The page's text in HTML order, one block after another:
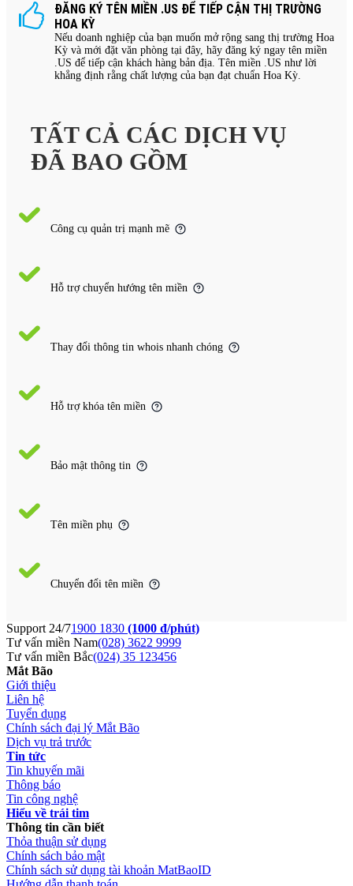
ĐĂNG KÝ TÊN MIỀN .US ĐỂ TIẾP CẬN THỊ TRƯỜNG
HOA KỲ
Nếu doanh nghiệp của bạn muốn mở rộng sang thị trường Hoa
Kỳ và mới đặt văn phòng tại đây, hãy đăng ký ngay tên miền
.US để tiếp cận khách hàng bản địa. Tên miền .US như lời
khẳng định rằng chất lượng của bạn đạt chuẩn Hoa Kỳ.
TẤT CẢ CÁC DỊCH VỤ
ĐÃ BAO GỒM
Công cụ quản trị mạnh mẽ
Hỗ trợ chuyển hướng tên miền
Thay đổi thông tin whois nhanh chóng
Hỗ trợ khóa tên miền
Bảo mật thông tin
Tên miền phụ
Chuyển đổi tên miền
Support 24/71900 1830 (1000 đ/phút)
Tư vấn miền Nam(028) 3622 9999
Tư vấn miền Bắc(024) 35 123456
Mắt Bão
Giới thiệu
Liên hệ
Tuyển dụng
Chính sách đại lý Mắt Bão
Dịch vụ trả trước
Tin tức
Tin khuyến mãi
Thông báo
Tin công nghệ
Hiểu về trái tim
Thông tin cần biết
Thỏa thuận sử dụng
Chính sách bảo mật
Chính sách sử dụng tài khoản MatBaoID